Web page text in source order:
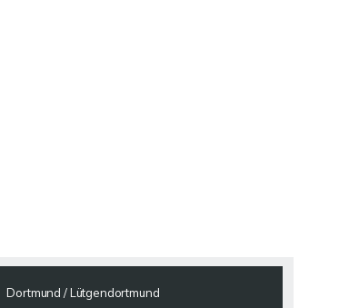
Dortmund / Lütgendortmund